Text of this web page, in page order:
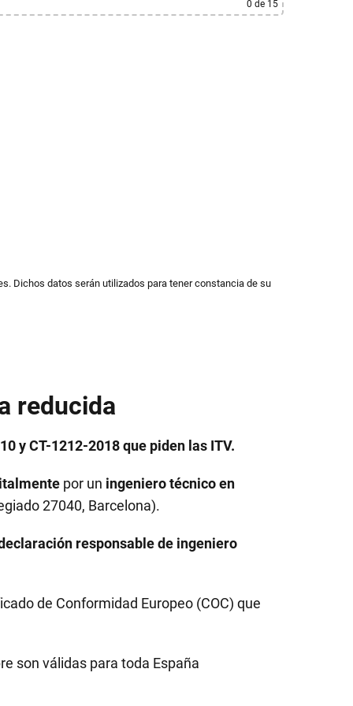
0 de 15
Dichos datos serán utilizados para tener constancia de su
reducida
y CT-1212-2018 que piden las ITV.
por un ingeniero técnico en
27040, Barcelona).
responsable de ingeniero
de Conformidad Europeo (COC) que
son válidas para toda España